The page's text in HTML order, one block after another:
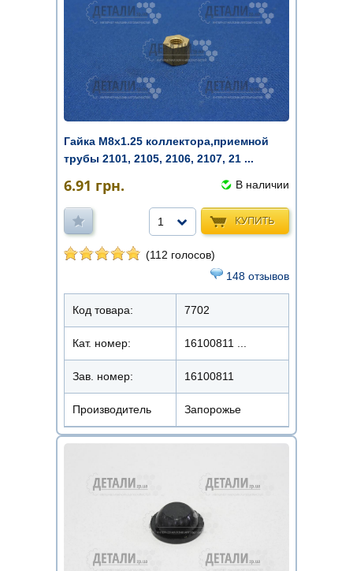
Гайка М8х1.25 коллектора,приемной
трубы 2101, 2105, 2106, 2107, 21 ...
6.91 грн. В наличии
КУПИТЬ
1
(112 голосов)
148 отзывов
Код товара: 7702
Кат. номер: 16100811 ...
Зав. номер: 16100811
Производитель Запорожье